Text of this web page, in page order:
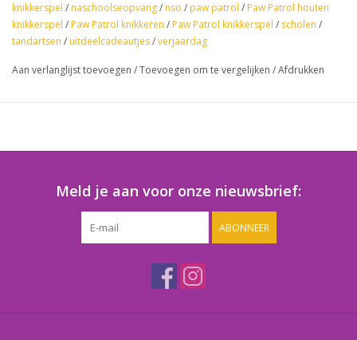
knikkerspel / naschoolseopvang/ nso / paw patrol / Paw Patrol houten
knikkerspel / Paw Patrol knikkeren / Paw Patrol knikkerspel / scholen /
tandartsen / uitdeelcadeautjes/verjaardag
Aan verlanglijst toevoegen /Toevoegen om te vergelijken /Afdrukken
Meld je aan voor onze nieuwsbrief:
ABONNEER